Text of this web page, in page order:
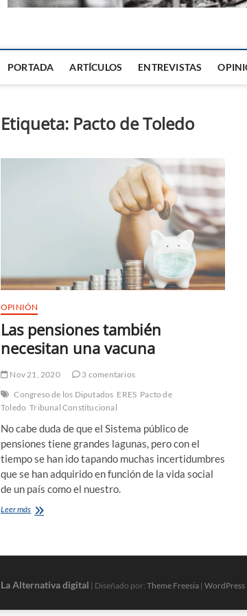
PORTADA ARTÍCULOS ENTREVISTAS
Etiqueta: Pacto de Toledo
OPINIÓN
Las pensiones también
necesitan una vacuna
Nov 21, 2020
3 comentarios
Congreso de los Diputados ERES Pacto de
Toledo Tribunal Constitucional
No cabe duda de que el Sistema público de
pensiones tiene grandes lagunas, pero con el
tiempo se han ido tapando muchas incertidumbres
que se han adquirido en función de la vida social
de un país como el nuestro.
Leer másLas
una
La Alternativa digital | Diseñado por: Theme Freesia | WordPress